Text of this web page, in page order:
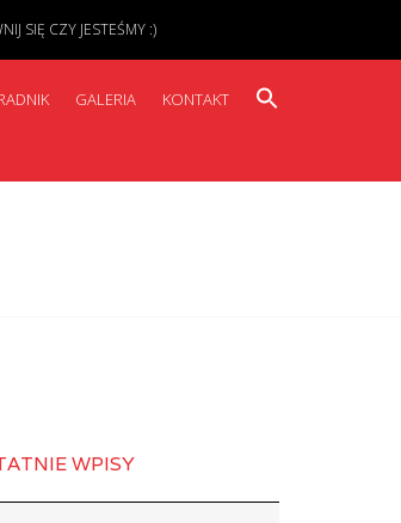
GALERIA KONTAKT
WPISY
SIĘ CZY JESTEŚMY :)